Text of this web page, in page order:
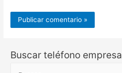
Buscar teléfono empresa